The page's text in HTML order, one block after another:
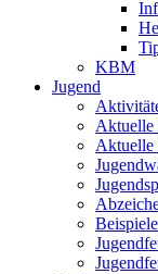
KBM
Jugend
Aktuelle
Aktuelle